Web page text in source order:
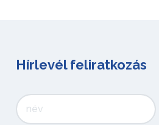
Hírlevél feliratkozás